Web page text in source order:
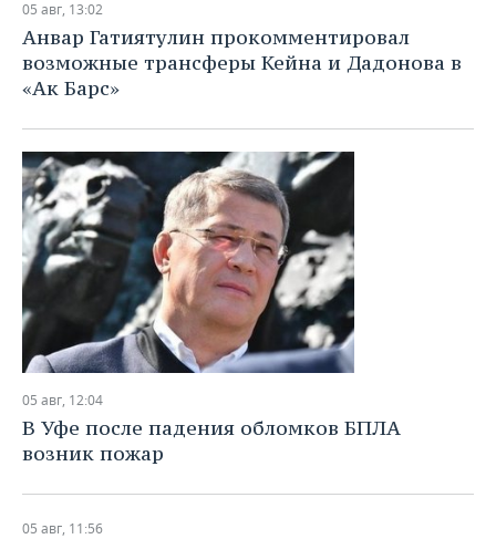
05 авг, 13:02
Анвар Гатиятулин прокомментировал
возможные трансферы Кейна и Дадонова в
«Ак Барс»
05 авг, 12:04
В Уфе после падения обломков БПЛА
возник пожар
05 авг, 11:56